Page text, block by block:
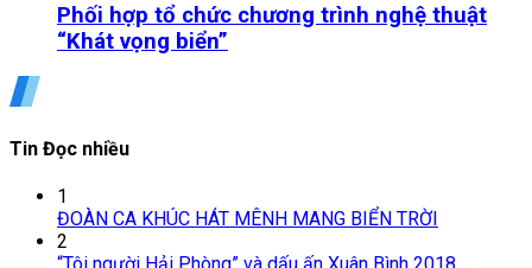
Phối hợp tổ chức chương trình nghệ thuật
“Khát vọng biển”
Tin Đọc nhiều
1
ĐOÀN CA KHÚC HÁT MÊNH MANG BIỂN TRỜI
2